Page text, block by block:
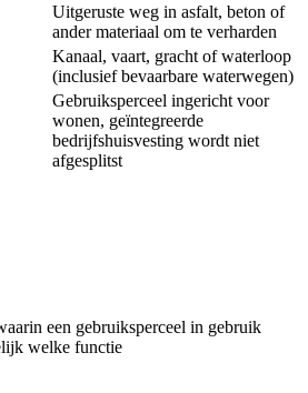
Uitgeruste weg in asfalt, beton of
ander materiaal om te verharden
Kanaal, vaart, gracht of waterloop
(inclusief bevaarbare waterwegen)
Gebruiksperceel ingericht voor
wonen, geïntegreerde
bedrijfshuisvesting wordt niet
afgesplitst
een gebruiksperceel in gebruik
welke functie